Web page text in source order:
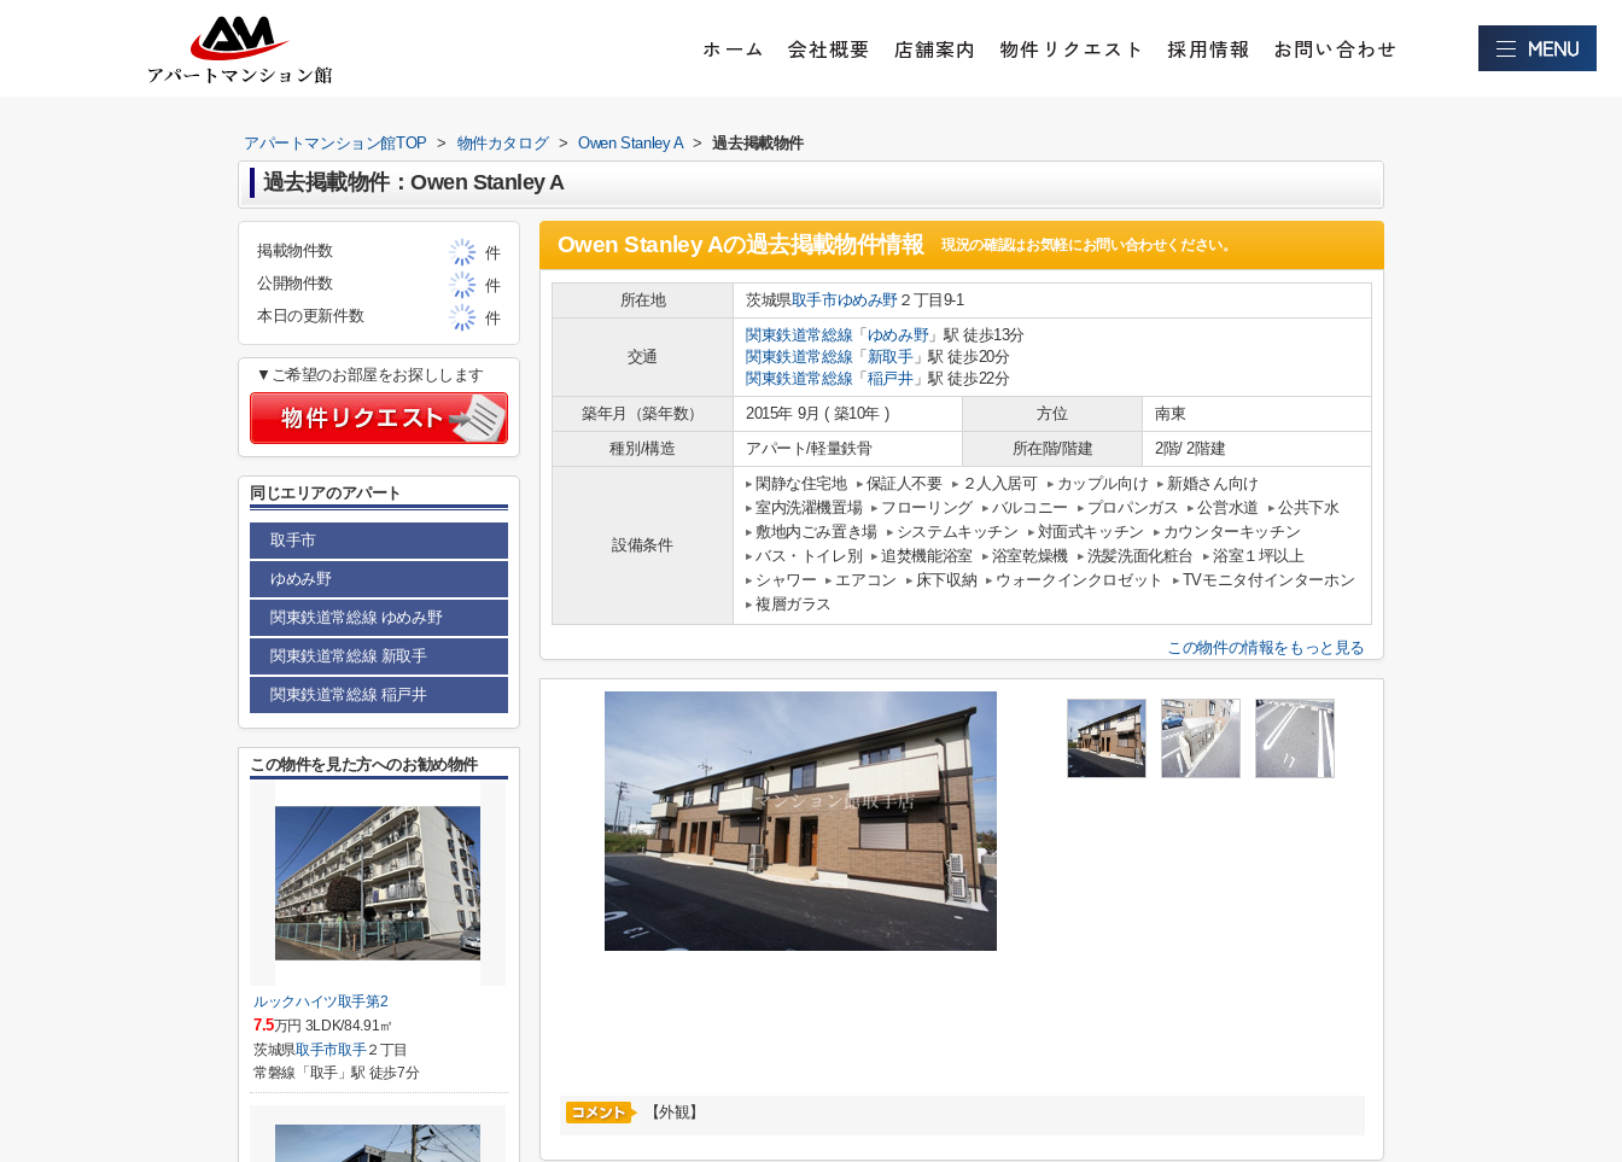
ホーム 会社概要 店舗案内 物件リクエスト 採用情報 お問い合わせ
アパートマンション館TOP > 物件カタログ > Owen Stanley A > 過去掲載物件
過去掲載物件：Owen Stanley A
Owen Stanley Aの過去掲載物件情報 現況の確認はお気軽にお問い合わせください。
所在地 茨城県取手市ゆめみ野 ２丁目9-1
交通
関東鉄道常総線 「 ゆめみ野」駅 徒歩13分
関東鉄道常総線 「 新取手」駅 徒歩20分
関東鉄道常総線 「 稲戸井」駅 徒歩22分
築年月（築年数）
2015年 9月 ( 築10年 ) 方位
南東
種別/構造
アパート/軽量鉄骨 所在階/階建 2階/ 2階建
設備条件
閑静な住宅地 保証人不要 ２人入居可 カップル向け
新婚さん向け
室内洗濯機置場
フローリング バルコニー プロパンガス 公営水道
公共下水
敷地内ごみ置き場
システムキッチン 対面式キッチン
カウンターキッチン
バス・トイレ別
追焚機能浴室 浴室乾燥機 洗髪洗面化粧台
浴室１坪以上
シャワー
エアコン 床下収納 ウォークインクロゼット
TVモニタ付インターホン
複層ガラス
この物件の情報をもっと見る
【外観】
掲載物件数
件
公開物件数
件
本日の更新件数
件
▼ご希望のお部屋をお探しします
同じエリアのアパート
取手市
ゆめみ野
関東鉄道常総線 ゆめみ野
関東鉄道常総線 新取手
関東鉄道常総線 稲戸井
この物件を見た方へのお勧め物件
ルックハイツ取手第2
7.5万円 3LDK/84.91㎡
茨城県取手市取手２丁目
常磐線「取手」駅 徒歩7分